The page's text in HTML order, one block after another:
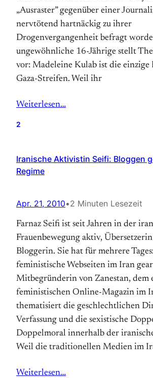
„Ausraster” gegenüber einer
nervtötend hartnäckig zu ihrer
Drogenvergangenheit befragt
ungewöhnliche 16-Jährige stellt
vor: Madeleine Kulab ist die einzige
Gaza-Streifen. Weil ihr
Weiterlesen…
2
Iranische Aktivistin Seifi: Bloggen
Regime
Apr. 21, 2010•2 Minuten Lesezeit
Farnaz Seifi ist seit Jahren in der
Frauenbewegung aktiv,
Bloggerin. Sie hat für mehrere
feministische Webseiten im Iran
Mitbegründerin von Zanestan, dem
feministischen Online-Magazin im
thematisiert die geschlechtlichen
Verfassung und die sexistische
Doppelmoral innerhalb der
Weil die traditionellen Medien im
Weiterlesen…